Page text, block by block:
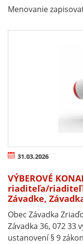
Menovanie
31.03.2026
VÝBEROVÉ
riaditeľa/
Závadke,
Obec Závadka
Závadka 36, 072 33
ustanovení § 9